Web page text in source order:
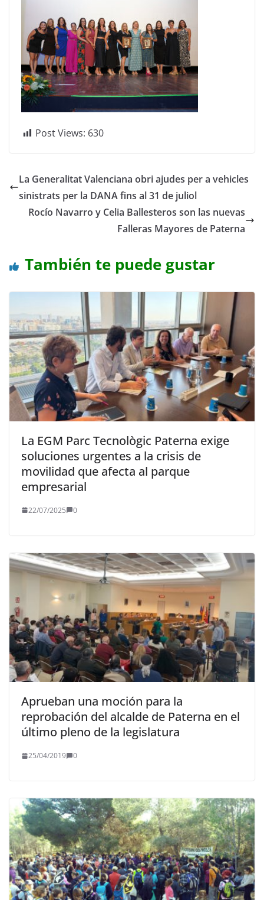
Post Views: 630
La Generalitat Valenciana obri ajudes per a vehicles
sinistrats per la DANA fins al 31 de juliol
Rocío Navarro y Celia Ballesteros son las nuevas
Falleras Mayores de Paterna
También te puede gustar
La EGM Parc Tecnològic Paterna exige
soluciones urgentes a la crisis de
movilidad que afecta al parque
empresarial
22/07/2025 0
Aprueban una moción para la
reprobación del alcalde de Paterna en el
último pleno de la legislatura
25/04/2019 0